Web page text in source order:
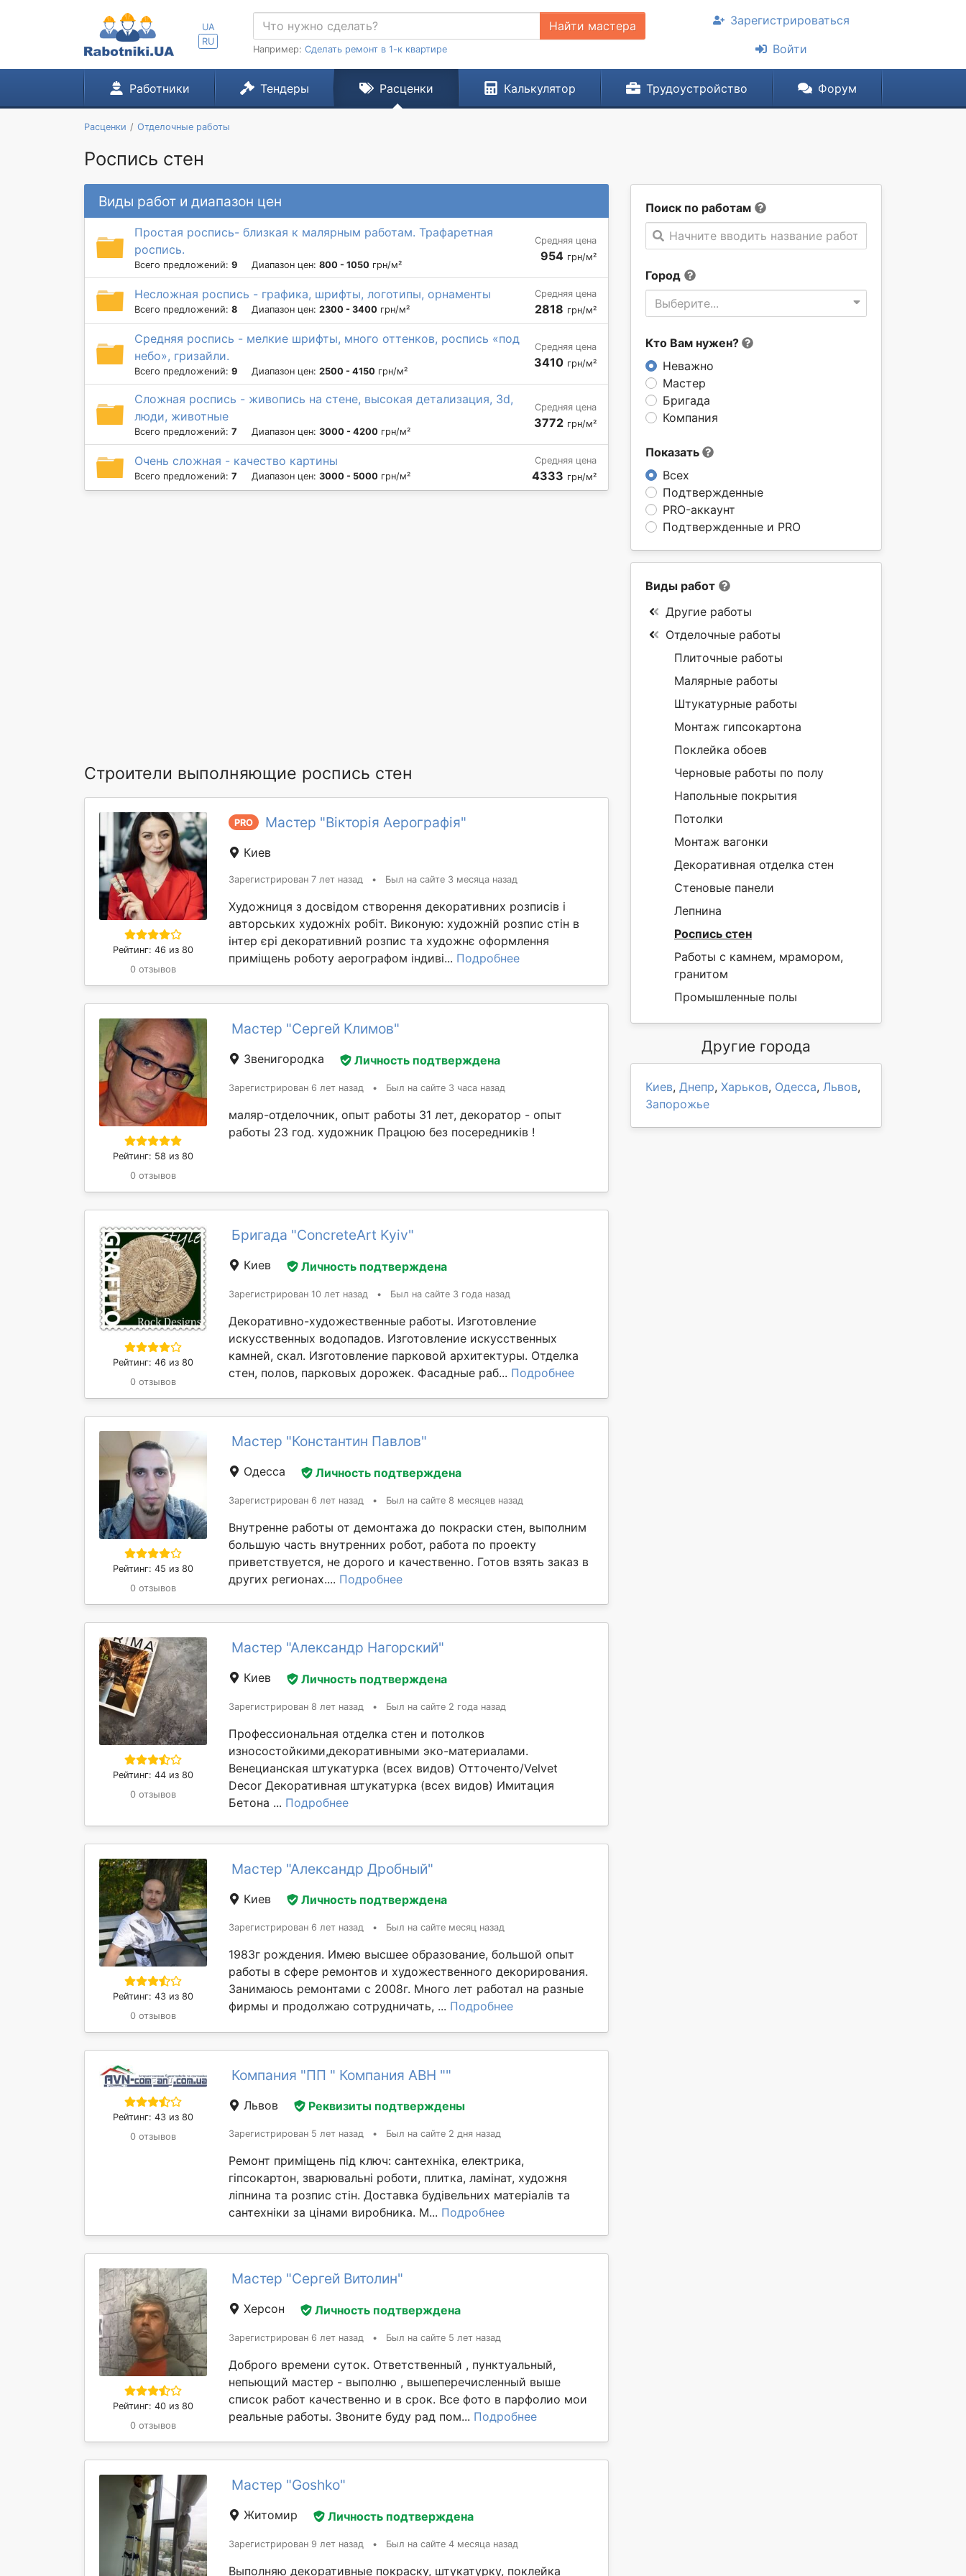
UA
RU
Найти мастера
Например: Сделать ремонт в 1-к квартире
Зарегистрироваться
Войти
Работники Тендеры Расценки Калькулятор Трудоустройство Форум
Расценки Отделочные работы
Роспись стен
Поиск по работам
Начните вводить название работы
Город
Выберите...
Кто Вам нужен?
Неважно
Мастер
Бригада
Компания
Показать
Всех
Подтвержденные
PRO-аккаунт
Подтвержденные и PRO
Виды работ и диапазон цен
Простая роспись- близкая к малярным работам. Трафаретная
роспись.
Всего предложений: 9 Диапазон цен: 800 - 1050 грн/м²
Средняя цена
954 грн/м²
Несложная роспись - графика, шрифты, логотипы, орнаменты
Всего предложений: 8 Диапазон цен: 2300 - 3400 грн/м²
Средняя цена
2818 грн/м²
Средняя роспись - мелкие шрифты, много оттенков, роспись «под
небо», гризайли.
Всего предложений: 9 Диапазон цен: 2500 - 4150 грн/м²
Средняя цена
3410 грн/м²
Сложная роспись - живопись на стене, высокая детализация, 3d,
люди, животные
Всего предложений: 7 Диапазон цен: 3000 - 4200 грн/м²
Средняя цена
3772 грн/м²
Очень сложная - качество картины
Всего предложений: 7 Диапазон цен: 3000 - 5000 грн/м²
Средняя цена
4333 грн/м²
Строители выполняющие роспись стен
Рейтинг: 46 из 80
0 отзывов
PRO Мастер "Вікторія Аерографія"
Киев
Зарегистрирован 7 лет назад • Был на сайте 3 месяца назад
Художниця з досвідом створення декоративних розписів і
авторських художніх робіт. Виконую: художній розпис стін в
інтер єрі декоративний розпис та художнє оформлення
приміщень роботу аерографом індиві... Подробнее
Рейтинг: 58 из 80
0 отзывов
Мастер "Сергей Климов"
Звенигородка Личность подтверждена
Зарегистрирован 6 лет назад • Был на сайте 3 часа назад
маляр-отделочник, опыт работы 31 лет, декоратор - опыт
работы 23 год. художник Працюю без посередників !
Рейтинг: 46 из 80
0 отзывов
Бригада "ConcreteArt Kyiv"
Киев Личность подтверждена
Зарегистрирован 10 лет назад • Был на сайте 3 года назад
Декоративно-художественные работы. Изготовление
искусственных водопадов. Изготовление искусственных
камней, скал. Изготовление парковой архитектуры. Отделка
стен, полов, парковых дорожек. Фасадные раб... Подробнее
Рейтинг: 45 из 80
0 отзывов
Мастер "Константин Павлов"
Одесса Личность подтверждена
Зарегистрирован 6 лет назад • Был на сайте 8 месяцев назад
Внутренне работы от демонтажа до покраски стен, выполним
большую часть внутренних робот, работа по проекту
приветствуется, не дорого и качественно. Готов взять заказ в
других регионах.... Подробнее
Рейтинг: 44 из 80
0 отзывов
Мастер "Александр Нагорский"
Киев Личность подтверждена
Зарегистрирован 8 лет назад • Был на сайте 2 года назад
Профессиональная отделка стен и потолков
износостойкими,декоративными эко-материалами.
Венецианская штукатурка (всех видов) Отточенто/Velvet
Decor Декоративная штукатурка (всех видов) Имитация
Бетона ... Подробнее
Рейтинг: 43 из 80
0 отзывов
Мастер "Александр Дробный"
Киев Личность подтверждена
Зарегистрирован 6 лет назад • Был на сайте месяц назад
1983г рождения. Имею высшее образование, большой опыт
работы в сфере ремонтов и художественного декорирования.
Занимаюсь ремонтами с 2008г. Много лет работал на разные
фирмы и продолжаю сотрудничать, ... Подробнее
Рейтинг: 43 из 80
0 отзывов
Компания "ПП " Компания АВН ""
Львов Реквизиты подтверждены
Зарегистрирован 5 лет назад • Был на сайте 2 дня назад
Ремонт приміщень під ключ: сантехніка, електрика,
гіпсокартон, зварювальні роботи, плитка, ламінат, художня
ліпнина та розпис стін. Доставка будівельних матеріалів та
сантехніки за цінами виробника. М... Подробнее
Рейтинг: 40 из 80
0 отзывов
Мастер "Сергей Витолин"
Херсон Личность подтверждена
Зарегистрирован 6 лет назад • Был на сайте 5 лет назад
Доброго времени суток. Ответственный , пунктуальный,
непьющий мастер - выполню , вышеперечисленный выше
список работ качественно и в срок. Все фото в парфолио мои
реальные работы. Звоните буду рад пом... Подробнее
Мастер "Goshko"
Житомир Личность подтверждена
Зарегистрирован 9 лет назад • Был на сайте 4 месяца назад
Выполняю декоративные покраску, штукатурку, поклейка
Виды работ
Другие работы
Отделочные работы
Плиточные работы
Малярные работы
Штукатурные работы
Монтаж гипсокартона
Поклейка обоев
Черновые работы по полу
Напольные покрытия
Потолки
Монтаж вагонки
Декоративная отделка стен
Стеновые панели
Лепнина
Роспись стен
Работы с камнем, мрамором,
гранитом
Промышленные полы
Другие города
Киев, Днепр, Харьков, Одесса, Львов,
Запорожье